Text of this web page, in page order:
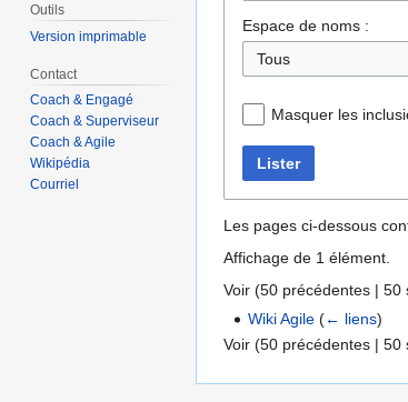
Espace de noms :
Tous
Masquer les
Lister
Les pages ci-dessous
Affichage de 1 élément.
Voir (50 précédentes | 50
Wiki Agile (← liens)
Voir (50 précédentes | 50
Outils
Version imprimable
Contact
Coach & Engagé
Coach & Superviseur
Coach & Agile
Wikipédia
Courriel